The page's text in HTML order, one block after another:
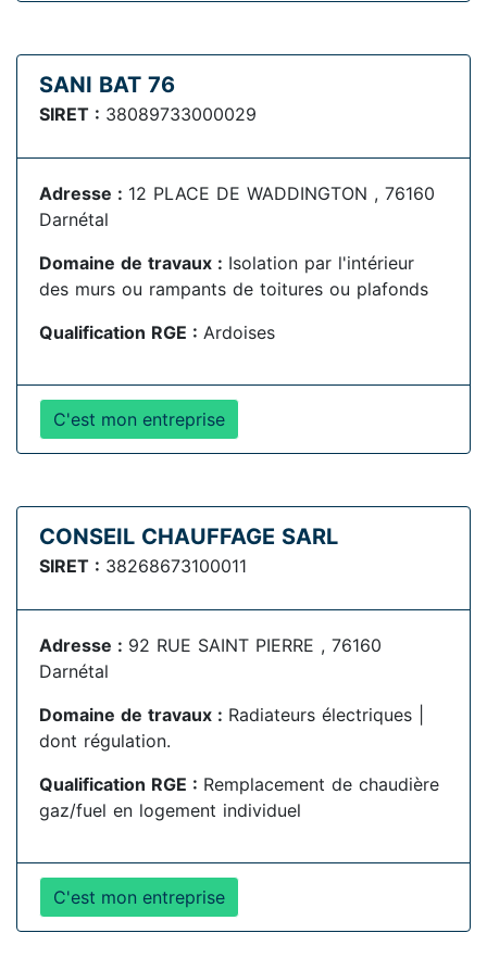
SANI BAT 76
SIRET : 38089733000029
Adresse : 12 PLACE DE WADDINGTON , 76160
Darnétal
Domaine de travaux : Isolation par l'intérieur
des murs ou rampants de toitures ou plafonds
Qualification RGE : Ardoises
C'est mon entreprise
CONSEIL CHAUFFAGE SARL
SIRET : 38268673100011
Adresse : 92 RUE SAINT PIERRE , 76160
Darnétal
Domaine de travaux : Radiateurs électriques |
dont régulation.
Qualification RGE : Remplacement de chaudière
gaz/fuel en logement individuel
C'est mon entreprise